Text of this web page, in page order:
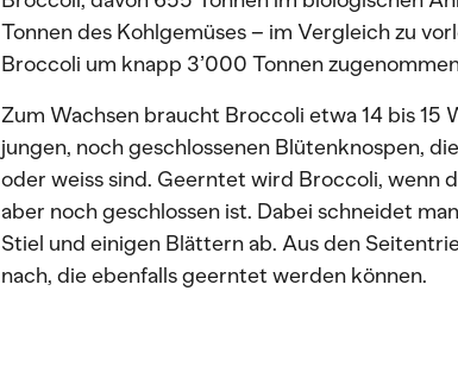
Tonnen des Kohlgemüses – im Vergleich zu
Broccoli um knapp 3’000 Tonnen
Zum Wachsen braucht Broccoli etwa 14 bis 15
jungen, noch geschlossenen Blütenknospen,
oder weiss sind. Geerntet wird Broccoli, wenn
aber noch geschlossen ist. Dabei schneidet
Stiel und einigen Blättern ab. Aus den
nach, die ebenfalls geerntet werden können.